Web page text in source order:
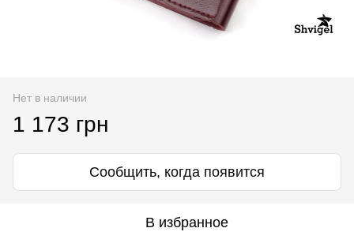
Нет в наличии
1 173 грн
Сообщить, когда появится
В избранное